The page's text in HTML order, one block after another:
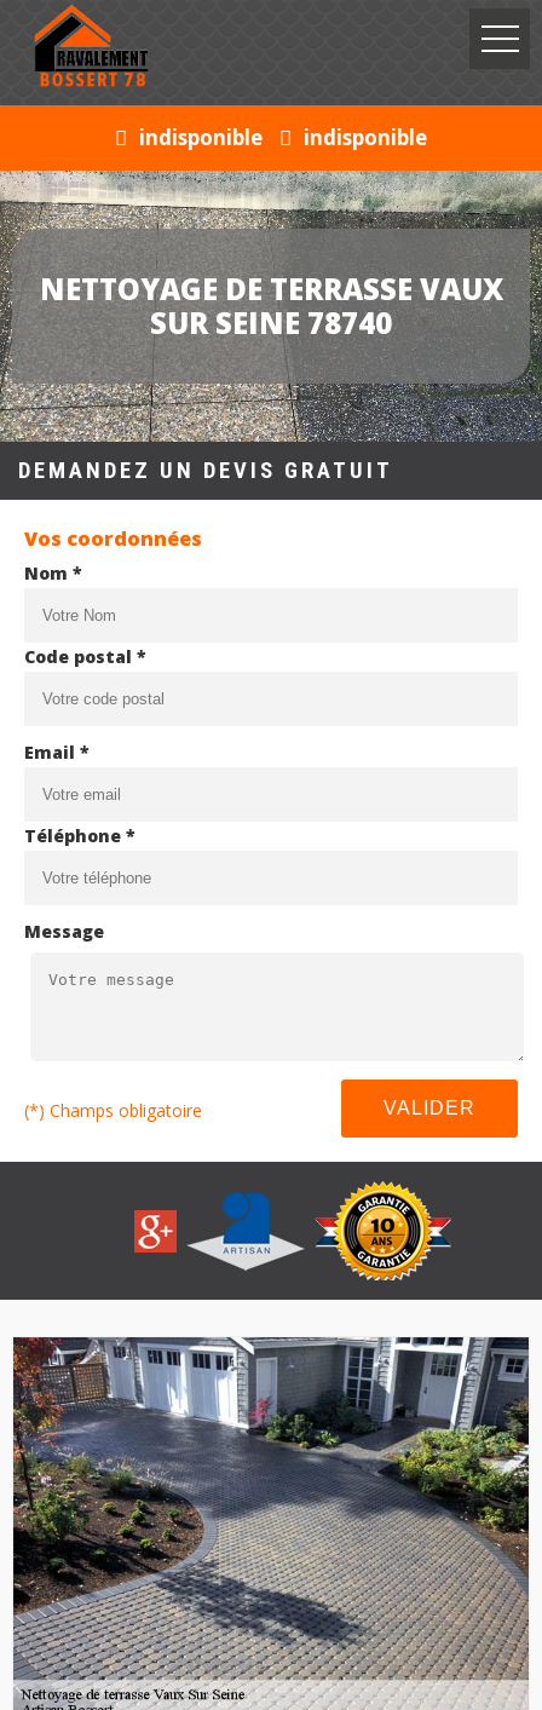
indisponible indisponible
NETTOYAGE DE TERRASSE VAUX
SUR SEINE 78740
DEMANDEZ UN DEVIS GRATUIT
Vos coordonnées
Nom *
Code postal *
Email *
Téléphone *
Message
(*) Champs obligatoire